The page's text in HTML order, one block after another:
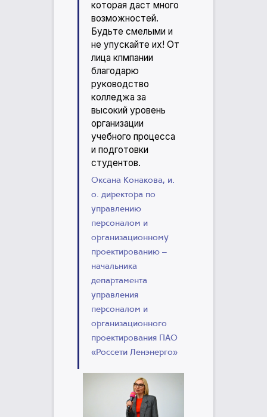
которая даст много
возможностей.
Будьте смелыми и
не упускайте их! От
лица кпмпании
благодарю
руководство
колледжа за
высокий уровень
организации
учебного процесса
и подготовки
студентов.
Оксана Конакова, и.
о. директора по
управлению
персоналом и
организационному
проектированию –
начальника
департамента
управления
персоналом и
организационного
проектирования ПАО
«Россети Ленэнерго»